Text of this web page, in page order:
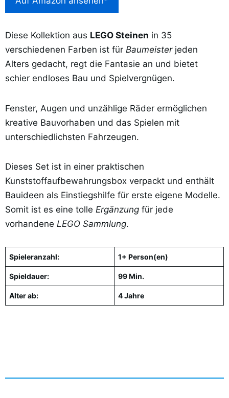
Diese Kollektion aus LEGO Steinen in 35
verschiedenen Farben ist für Baumeister jeden
Alters gedacht, regt die Fantasie an und bietet
schier endloses Bau und Spielvergnügen.
Fenster, Augen und unzählige Räder ermöglichen
kreative Bauvorhaben und das Spielen mit
unterschiedlichsten Fahrzeugen.
Dieses Set ist in einer praktischen
Kunststoffaufbewahrungsbox verpackt und enthält
Bauideen als Einstiegshilfe für erste eigene Modelle.
Somit ist es eine tolle Ergänzung für jede
vorhandene LEGO Sammlung.
Spieleranzahl: 1+ Person(en)
Spieldauer: 99 Min.
Alter ab: 4 Jahre